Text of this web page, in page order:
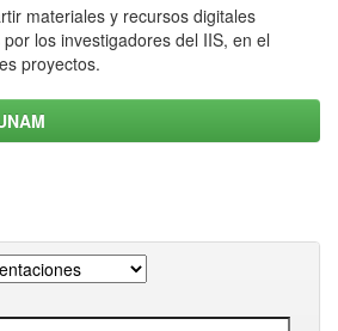
materiales y recursos digitales
los investigadores del IIS, en el
proyectos.